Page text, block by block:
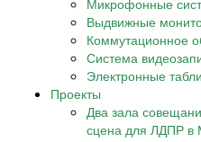
Микрофонные
Выдвижные
Коммутационное
Система
Электронные
Проекты
Два зала
сцена для ЛДПР в